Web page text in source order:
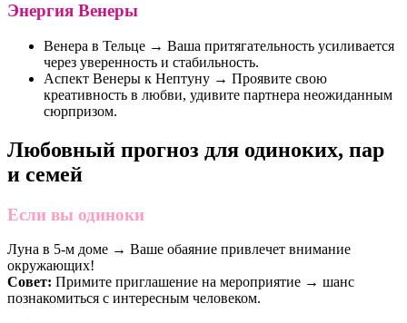
Энергия Венеры
Венера в Тельце → Ваша притягательность усиливается
через уверенность и стабильность.
Аспект Венеры к Нептуну → Проявите свою
креативность в любви, удивите партнера неожиданным
сюрпризом.
Любовный прогноз для одиноких, пар
и семей
Если вы одиноки
Луна в 5-м доме → Ваше обаяние привлечет внимание
окружающих!
Совет: Примите приглашение на мероприятие → шанс
познакомиться с интересным человеком.